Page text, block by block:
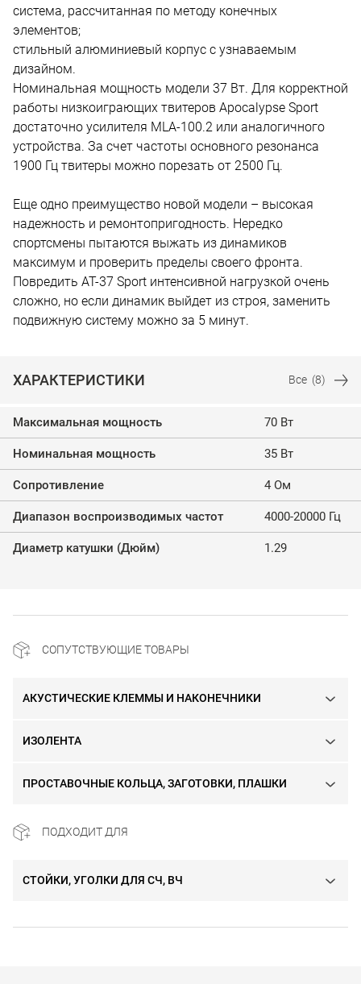
система, рассчитанная по методу конечных
элементов;
стильный алюминиевый корпус с узнаваемым
дизайном.
Номинальная мощность модели 37 Вт. Для корректной
работы низкоиграющих твитеров Apocalypse Sport
достаточно усилителя MLA-100.2 или аналогичного
устройства. За счет частоты основного резонанса
1900 Гц твитеры можно порезать от 2500 Гц.
Еще одно преимущество новой модели – высокая
надежность и ремонтопригодность. Нередко
спортсмены пытаются выжать из динамиков
максимум и проверить пределы своего фронта.
Повредить AT-37 Sport интенсивной нагрузкой очень
сложно, но если динамик выйдет из строя, заменить
подвижную систему можно за 5 минут.
ХАРАКТЕРИСТИКИ Все (8)
Максимальная мощность 70 Вт
Номинальная мощность 35 Вт
Сопротивление 4 Ом
Диапазон воспроизводимых частот 4000-20000 Гц
Диаметр катушки (Дюйм) 1.29
СОПУТСТВУЮЩИЕ ТОВАРЫ
АКУСТИЧЕСКИЕ КЛЕММЫ И НАКОНЕЧНИКИ
ИЗОЛЕНТА
ПРОСТАВОЧНЫЕ КОЛЬЦА, ЗАГОТОВКИ, ПЛАШКИ
ПОДХОДИТ ДЛЯ
СТОЙКИ, УГОЛКИ ДЛЯ СЧ, ВЧ